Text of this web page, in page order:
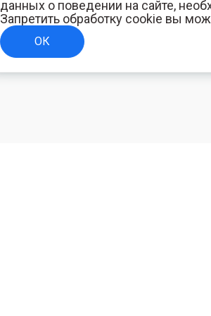
данных о поведении на сайте,
Запретить обработку cookie вы
ОК